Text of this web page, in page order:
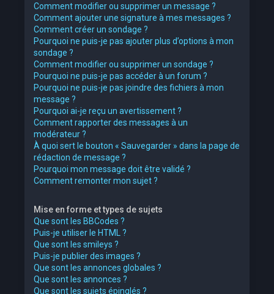
Comment modifier ou supprimer un message ?
Comment ajouter une signature à mes messages ?
Comment créer un sondage ?
Pourquoi ne puis-je pas ajouter plus d’options à mon
sondage ?
Comment modifier ou supprimer un sondage ?
Pourquoi ne puis-je pas accéder à un forum ?
Pourquoi ne puis-je pas joindre des fichiers à mon
message ?
Pourquoi ai-je reçu un avertissement ?
Comment rapporter des messages à un
modérateur ?
À quoi sert le bouton « Sauvegarder » dans la page de
rédaction de message ?
Pourquoi mon message doit être validé ?
Comment remonter mon sujet ?
Mise en forme et types de sujets
Que sont les BBCodes ?
Puis-je utiliser le HTML ?
Que sont les smileys ?
Puis-je publier des images ?
Que sont les annonces globales ?
Que sont les annonces ?
Que sont les sujets épinglés ?